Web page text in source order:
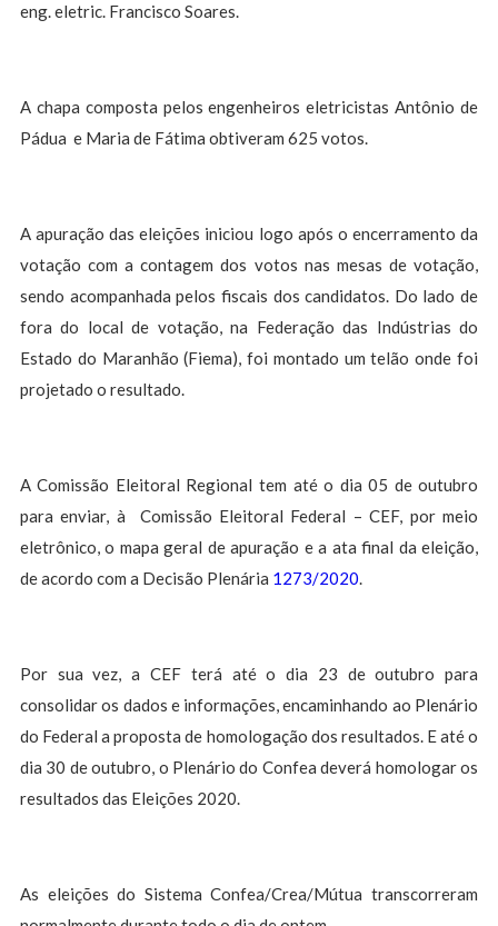
eng. eletric. Francisco Soares.
A chapa composta pelos engenheiros eletricistas Antônio de
Pádua e Maria de Fátima obtiveram 625 votos.
A apuração das eleições iniciou logo após o encerramento da
votação com a contagem dos votos nas mesas de votação,
sendo acompanhada pelos fiscais dos candidatos. Do lado de
fora do local de votação, na Federação das Indústrias do
Estado do Maranhão (Fiema), foi montado um telão onde foi
projetado o resultado.
A Comissão Eleitoral Regional tem até o dia 05 de outubro
para enviar, à Comissão Eleitoral Federal – CEF, por meio
eletrônico, o mapa geral de apuração e a ata final da eleição,
de acordo com a Decisão Plenária 1273/2020.
Por sua vez, a CEF terá até o dia 23 de outubro para
consolidar os dados e informações, encaminhando ao Plenário
do Federal a proposta de homologação dos resultados. E até o
dia 30 de outubro, o Plenário do Confea deverá homologar os
resultados das Eleições 2020.
As eleições do Sistema Confea/Crea/Mútua transcorreram